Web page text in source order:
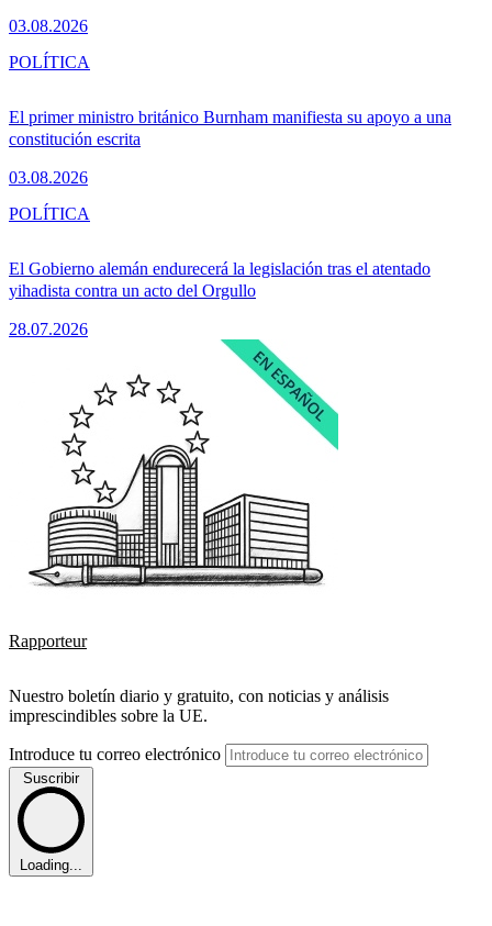
03.08.2026
El primer ministro británico Burnham manifiesta su apoyo a una
constitución escrita
03.08.2026
POLÍTICA
El Gobierno alemán endurecerá la legislación tras el atentado
yihadista contra un acto del Orgullo
28.07.2026
POLÍTICA
Rapporteur
Nuestro boletín diario y gratuito, con noticias y análisis
imprescindibles sobre la UE.
Introduce tu correo electrónico
Suscribir
Loading...